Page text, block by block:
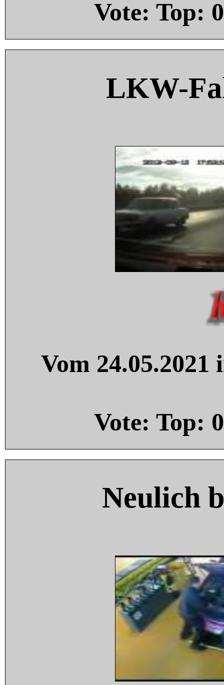
Vote: Top: 0
LKW-
Vom
Vote: Top: 0
Neulich